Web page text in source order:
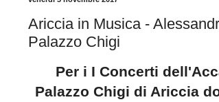
Ariccia in Musica -
Palazzo Chigi
Per i I Concerti
Palazzo Chigi di Ariccia